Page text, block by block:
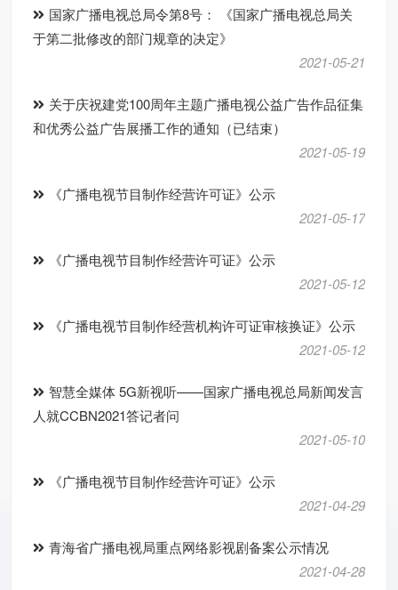
国家广播电视总局令第8号： 《国家广播电视总局关
于第二批修改的部门规章的决定》
2021-05-21
关于庆祝建党100周年主题广播电视公益广告作品征集
和优秀公益广告展播工作的通知（已结束）
2021-05-19
《广播电视节目制作经营许可证》公示
2021-05-17
《广播电视节目制作经营许可证》公示
2021-05-12
《广播电视节目制作经营机构许可证审核换证》公示
2021-05-12
智慧全媒体 5G新视听——国家广播电视总局新闻发言
人就CCBN2021答记者问
2021-05-10
《广播电视节目制作经营许可证》公示
2021-04-29
青海省广播电视局重点网络影视剧备案公示情况
2021-04-28